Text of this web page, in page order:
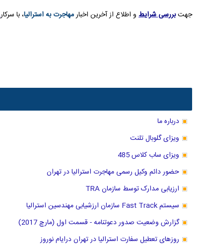
جهتبررسی شرایط و اطلاع از آخرین اخبارمهاجرت به استرالیا، با سرکار
درباره ما
ویزای گلوبال تلنت
ویزای ساب کلاس 485
حضور دائم وکیل رسمی مهاجرت استرالیا در تهران
ارزیابی مدارک توسط سازمان TRA
سیستم Fast Track سازمان ارزشیابی مهندسین استرالیا
گزارش وضعیت صدور دعوتنامه - قسمت اول (مارچ 2017)
روزهای تعطیل سفارت استرالیا در تهران درایام نوروز